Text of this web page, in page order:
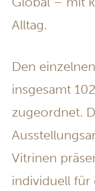
Alltag.
Den
insgesamt
zugeordnet.
Vitrinen
individuell für